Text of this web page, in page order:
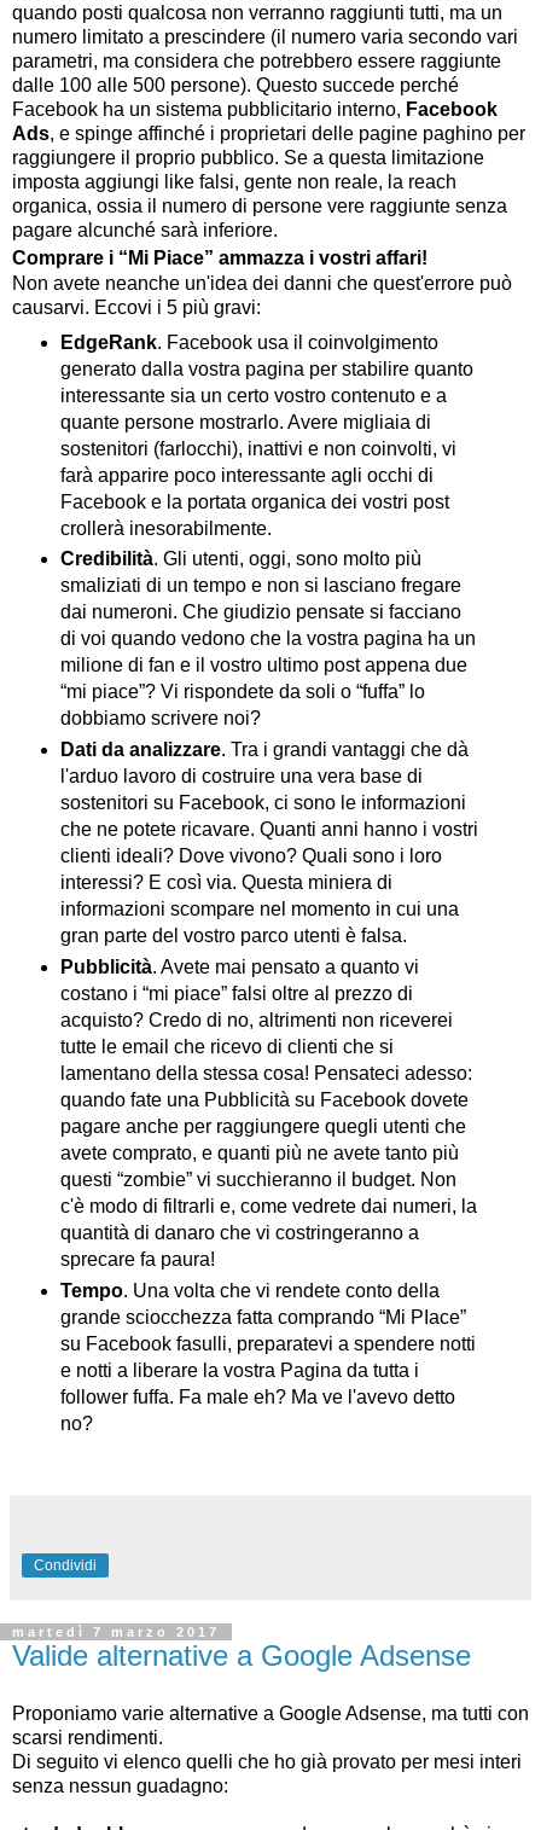
quando posti qualcosa non verranno raggiunti tutti, ma un
numero limitato a prescindere (il numero varia secondo vari
parametri, ma considera che potrebbero essere raggiunte
dalle 100 alle 500 persone). Questo succede perché
Facebook ha un sistema pubblicitario interno, Facebook
Ads, e spinge affinché i proprietari delle pagine paghino per
raggiungere il proprio pubblico. Se a questa limitazione
imposta aggiungi like falsi, gente non reale, la reach
organica, ossia il numero di persone vere raggiunte senza
pagare alcunché sarà inferiore.
Comprare i “Mi Piace” ammazza i vostri affari!
Non avete neanche un'idea dei danni che quest'errore può
causarvi. Eccovi i 5 più gravi:
EdgeRank. Facebook usa il coinvolgimento
generato dalla vostra pagina per stabilire quanto
interessante sia un certo vostro contenuto e a
quante persone mostrarlo. Avere migliaia di
sostenitori (farlocchi), inattivi e non coinvolti, vi
farà apparire poco interessante agli occhi di
Facebook e la portata organica dei vostri post
crollerà inesorabilmente.
Credibilità. Gli utenti, oggi, sono molto più
smaliziati di un tempo e non si lasciano fregare
dai numeroni. Che giudizio pensate si facciano
di voi quando vedono che la vostra pagina ha un
milione di fan e il vostro ultimo post appena due
“mi piace”? Vi rispondete da soli o “fuffa” lo
dobbiamo scrivere noi?
Dati da analizzare. Tra i grandi vantaggi che dà
l'arduo lavoro di costruire una vera base di
sostenitori su Facebook, ci sono le informazioni
che ne potete ricavare. Quanti anni hanno i vostri
clienti ideali? Dove vivono? Quali sono i loro
interessi? E così via. Questa miniera di
informazioni scompare nel momento in cui una
gran parte del vostro parco utenti è falsa.
Pubblicità. Avete mai pensato a quanto vi
costano i “mi piace” falsi oltre al prezzo di
acquisto? Credo di no, altrimenti non riceverei
tutte le email che ricevo di clienti che si
lamentano della stessa cosa! Pensateci adesso:
quando fate una Pubblicità su Facebook dovete
pagare anche per raggiungere quegli utenti che
avete comprato, e quanti più ne avete tanto più
questi “zombie” vi succhieranno il budget. Non
c'è modo di filtrarli e, come vedrete dai numeri, la
quantità di danaro che vi costringeranno a
sprecare fa paura!
Tempo. Una volta che vi rendete conto della
grande sciocchezza fatta comprando “Mi PIace”
su Facebook fasulli, preparatevi a spendere notti
e notti a liberare la vostra Pagina da tutta i
follower fuffa. Fa male eh? Ma ve l'avevo detto
no?
Condividi
martedì 7 marzo 2017
Valide alternative a Google Adsense
Proponiamo varie alternative a Google Adsense, ma tutti con
scarsi rendimenti.
Di seguito vi elenco quelli che ho già provato per mesi interi
senza nessun guadagno: